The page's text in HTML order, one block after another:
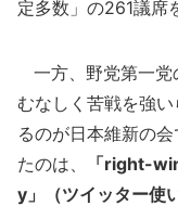
定多数」の261議席
一方、野党第一党
むなしく苦戦を強
るのが日本維新の
たのは、
「right-
y」（ツイッター使